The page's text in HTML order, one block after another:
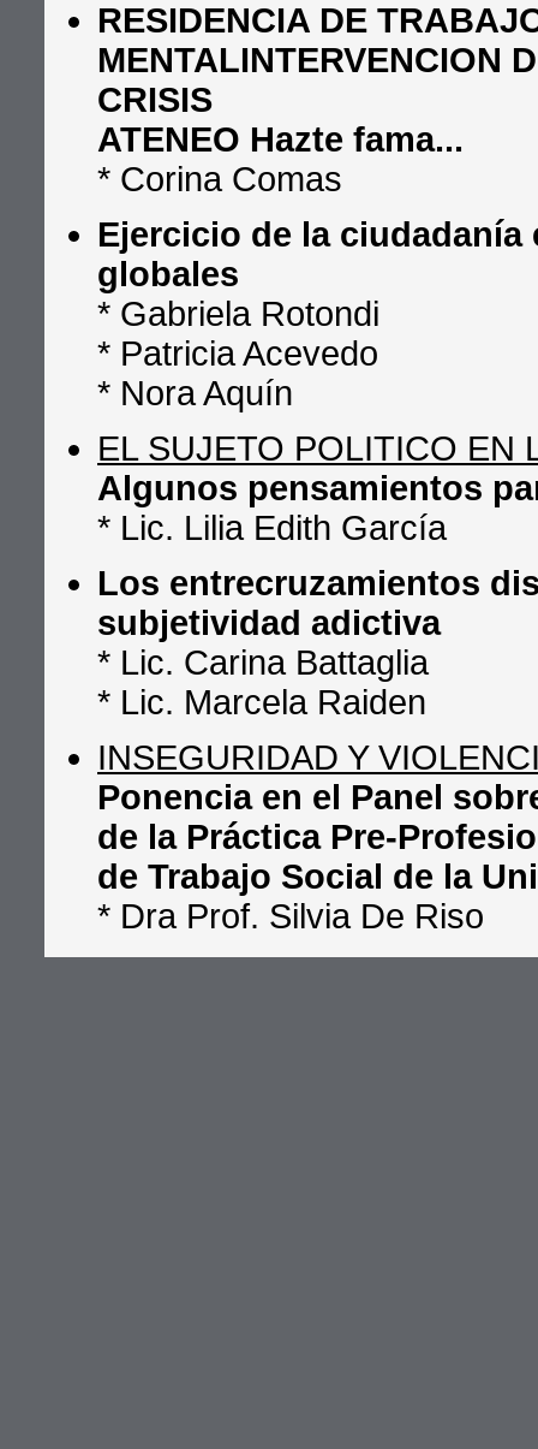
RESIDENCIA DE
MENTALINTERVENCION
CRISIS
ATENEO Hazte fama...
* Corina Comas
Ejercicio de la
globales
* Gabriela Rotondi
* Patricia Acevedo
* Nora Aquín
EL SUJETO POLITICO EN
Algunos pensamientos
* Lic. Lilia Edith García
Los entrecruzamientos
subjetividad adictiva
* Lic. Carina Battaglia
* Lic. Marcela Raiden
INSEGURIDAD Y
Ponencia en el Panel
de la Práctica Pre-
de Trabajo Social de la
* Dra Prof. Silvia De Riso